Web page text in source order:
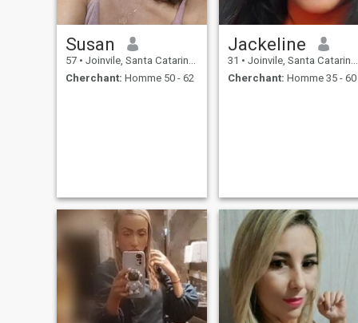
Susan
57 • Joinvile, Santa Catarina, Brésil
Cherchant: Homme 50 - 62
Jackeline
31 • Joinvile, Santa Catarina, Brésil
Cherchant: Homme 35 - 60